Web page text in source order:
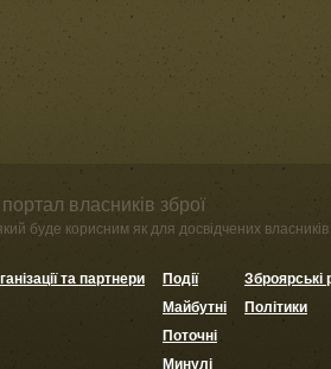
власників зброї
буде корисним як для досвідчених власників
та партнери
Події
Майбутні
Поточні
Минулі
Зброярські
Політики